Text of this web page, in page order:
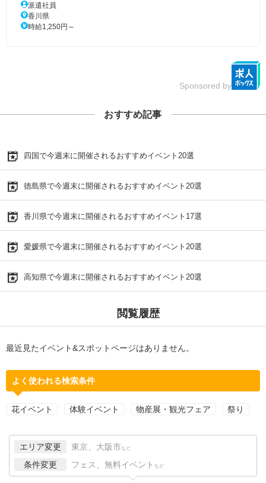
派遣社員
香川県
時給1,250円～
Sponsored by
おすすめ記事
四国で今週末に開催されるおすすめイベント20選
徳島県で今週末に開催されるおすすめイベント20選
香川県で今週末に開催されるおすすめイベント17選
愛媛県で今週末に開催されるおすすめイベント20選
高知県で今週末に開催されるおすすめイベント20選
閲覧履歴
最近見たイベント&スポットページはありません。
よく使われる検索条件
花イベント 体験イベント 物産展・観光フェア 祭り
エリア変更 東京、大阪市 など
条件変更 フェス、無料イベント など